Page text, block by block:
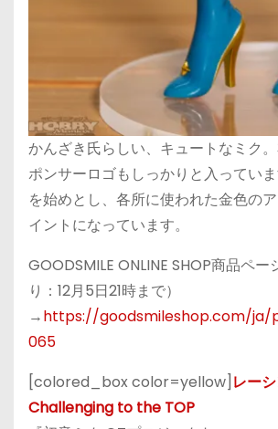
かんざき氏らしい、キュートなミク
ポンサーロゴもしっかりと入ってい
を始めとし、各所に使われた金色の
イントになっています。
GOODSMILE ONLINE SHOP商品ペー
り：12月5日21時まで）
→https://goodsmileshop.com/ja/
065
[colored_box color=yellow] レー
Challenging to the TOP